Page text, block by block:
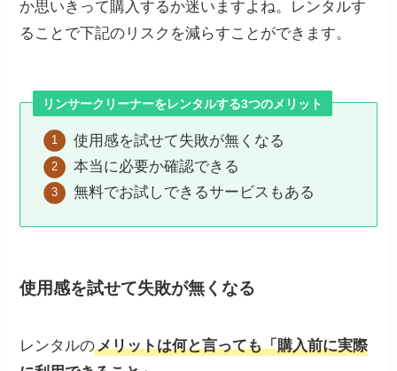
か思いきって購入するか迷いますよね。レンタルす
ることで下記のリスクを減らすことができます。
リンサークリーナーをレンタルする3つのメリット
使用感を試せて失敗が無くなる
本当に必要か確認できる
無料でお試しできるサービスもある
使用感を試せて失敗が無くなる
レンタルのメリットは何と言っても「購入前に実際